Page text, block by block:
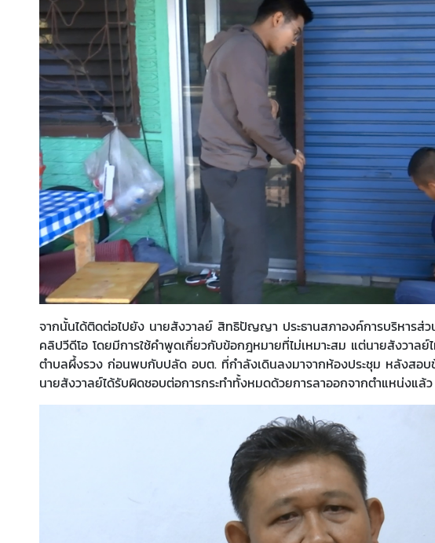
จากนั้นได้ติดต่อไปยัง นายสังวาลย์ สิทธิปัญญา ประธานสภาองค์การบริหารส่
คลิปวีดีโอ โดยมีการใช้คำพูดเกี่ยวกับข้อกฎหมายที่ไม่เหมาะสม แต่นายสังวาล
ตำบลผึ้งรวง ก่อนพบกับปลัด อบต. ที่กำลังเดินลงมาจากห้องประชุม หลังสอบ
นายสังวาลย์ได้รับผิดชอบต่อการกระทำทั้งหมดด้วยการลาออกจากตำแหน่งแล้ว